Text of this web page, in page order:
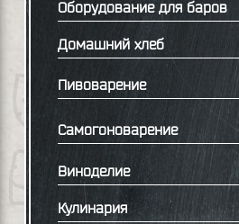
Оборудование для баров
Домашний хлеб
Пивоварение
Самогоноварение
Виноделие
Кулинария